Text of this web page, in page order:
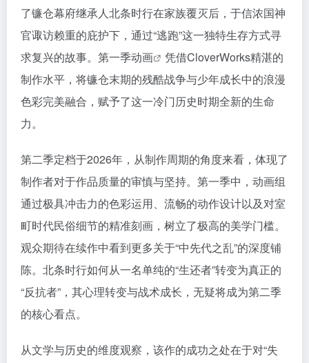
了镰仓幕府继承人北条时行在家族覆灭后，于信浓国神
官诹访赖重的庇护下，通过“逃跑”这一独特生存方式寻
求复兴的故事。第一季动画
凭借CloverWorks精湛的
制作水平，将镰仓末期的残酷战争与少年成长中的浪漫
色彩完美融合，赋予了这一冷门历史时期全新的生命
力。
第二季定档于2026年，从制作周期的角度来看，体现了
制作者对于作品质量的审慎与坚持。第一季中，动画组
通过极具冲击力的色彩运用、流畅的动作设计以及对室
町时代民俗细节的精准刻画，树立了极高的美学门槛。
观众期待在续作中看到更多关于“中先代之乱”的深度铺
陈。北条时行如何从一名单纯的“生还者”转变为真正的
“反抗者”，其心理转变与战术成长，无疑将成为第二季
的核心看点。
从文学与历史的维度观察，该作的成功之处在于对“失